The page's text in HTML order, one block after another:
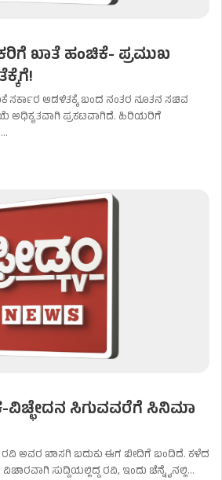
ಖಾತೆ ಹಂಚಿಕೆ- ಪ್ರಮುಖ
ಸರ್ಕಾರ ಆಡಳಿತಕ್ಕೆ ಬಂದ ನಂತರ ನೂತನ ಸಚಿವ
ಅಧಿಕೃತವಾಗಿ ಪ್ರಕಟವಾಗಿದೆ. ಹಿರಿಯರಿಗೆ
ಸಿಗುವವರೆಗೆ ಸಿನಿಮಾ
ಅವರ ಖಾಸಗಿ ಬದುಕು ಈಗ ಬೀದಿಗೆ ಬಂದಿದೆ. ಕಳೆದ
ಸುದ್ದಿಯಲ್ಲಿದ್ದ ರವಿ, ಇಂದು ಚೆನ್ನೈನಲ್ಲಿ…